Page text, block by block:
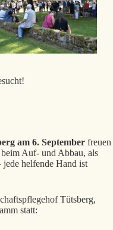
am 6. September freuen
Auf- und Abbau, als
jede helfende Hand ist
Tütsberg,
statt: